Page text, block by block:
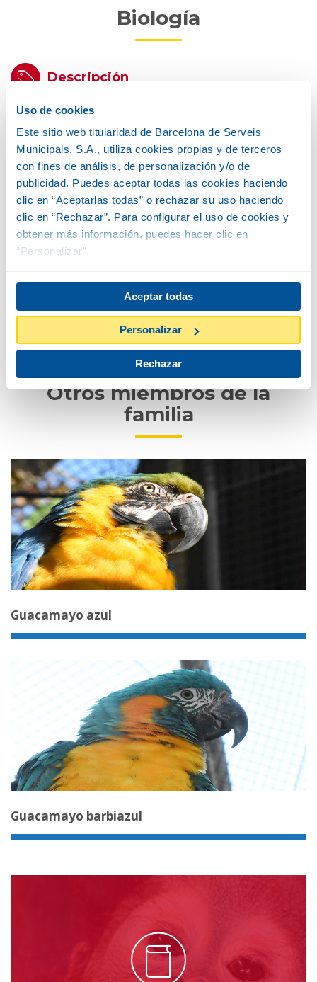
Uso de cookies
Este sitio web titularidad de Barcelona de Serveis
Municipals, S.A., utiliza cookies propias y de terceros
con fines de análisis, de personalización y/o de
publicidad. Puedes aceptar todas las cookies haciendo
clic en “Aceptarlas todas” o rechazar su uso haciendo
clic en “Rechazar”. Para configurar el uso de cookies y
obtener más información, puedes hacer clic en
“Personalizar”.
Aceptar todas
Personalizar
Rechazar
Biología
Descripción
Hábitat
Alimentación
Reproducción
Conducta
Estatus y programas de conservación
Otros miembros de la
familia
Guacamayo azul
Guacamayo barbiazul